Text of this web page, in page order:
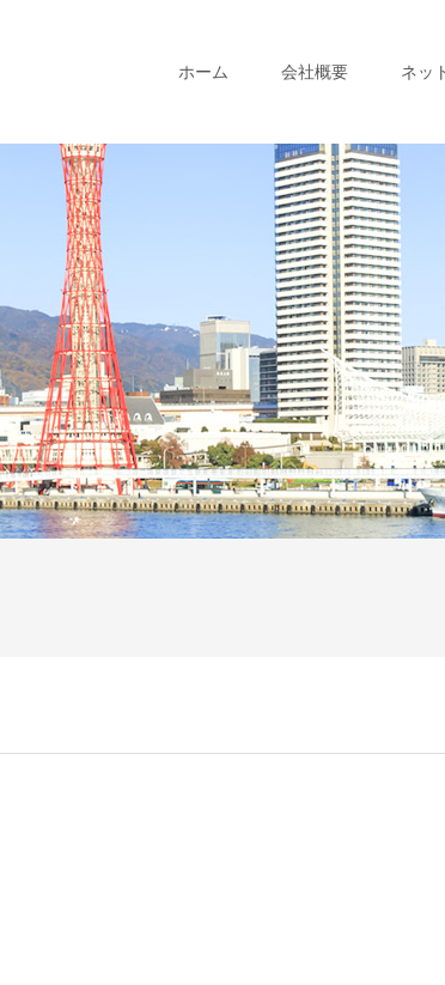
ホーム 会社概要 ネッ